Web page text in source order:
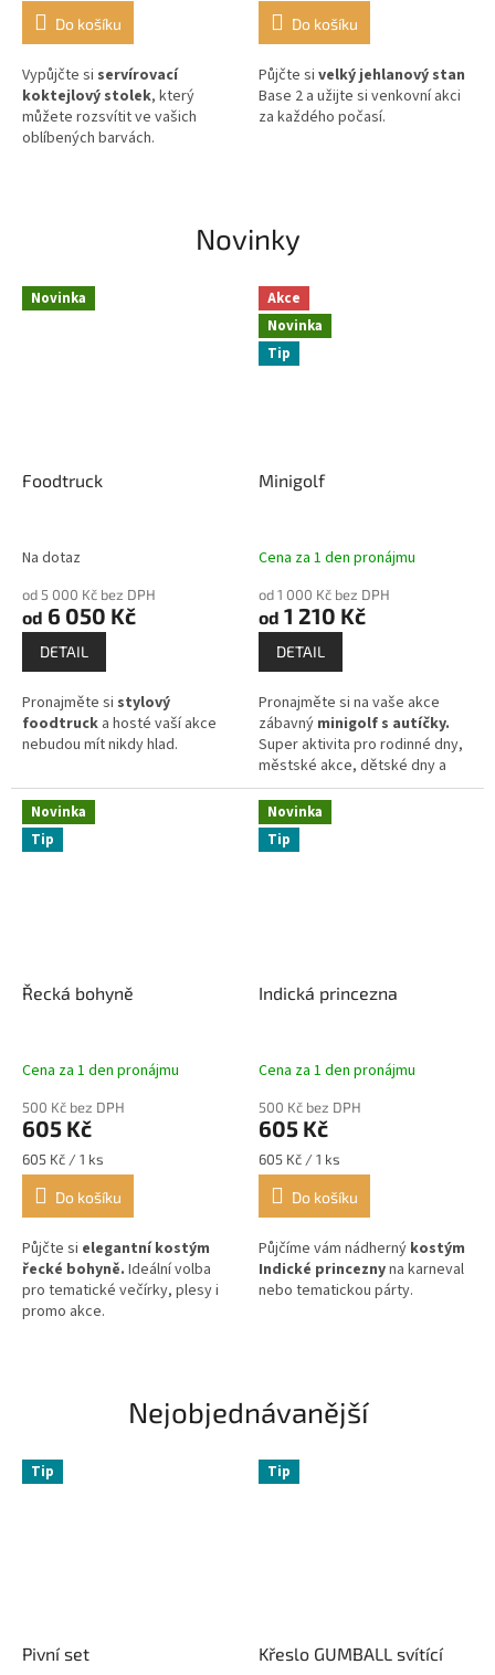
Do košíku
Vypůjčte si servírovací
koktejlový stolek, který
můžete rozsvítit ve vašich
oblíbených barvách.
Do košíku
Půjčte si velký jehlanový stan
Base 2 a užijte si venkovní akci
za každého počasí.
Novinky
Novinka
Foodtruck
Na dotaz
od 5 000 Kč bez DPH
od 6 050 Kč
DETAIL
Pronajměte si stylový
foodtruck a hosté vaší akce
nebudou mít nikdy hlad.
Akce
Novinka
Tip
Minigolf
Cena za 1 den pronájmu
od 1 000 Kč bez DPH
od 1 210 Kč
DETAIL
Pronajměte si na vaše akce
zábavný minigolf s autíčky.
Super aktivita pro rodinné dny,
městské akce, dětské dny a
firemní family days.
Novinka
Tip
Řecká bohyně
Cena za 1 den pronájmu
500 Kč bez DPH
605 Kč
Měrná
cena:
605 Kč / 1 ks
Do košíku
Půjčte si elegantní kostým
řecké bohyně. Ideální volba
pro tematické večírky, plesy i
promo akce.
Novinka
Tip
Indická princezna
Cena za 1 den pronájmu
500 Kč bez DPH
605 Kč
Měrná
cena:
605 Kč / 1 ks
Do košíku
Půjčíme vám nádherný kostým
Indické princeznyna karneval
nebo tematickou párty.
Nejobjednávanější
Tip
Pivní set
Tip
Křeslo GUMBALL svítící